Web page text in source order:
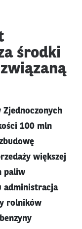
środki
Zjednoczonych
100 mln
większej
paliw
administracja
rolników